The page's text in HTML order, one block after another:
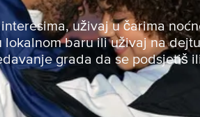
uživaj u čarima
baru ili uživaj na
grada da se podsjetiš